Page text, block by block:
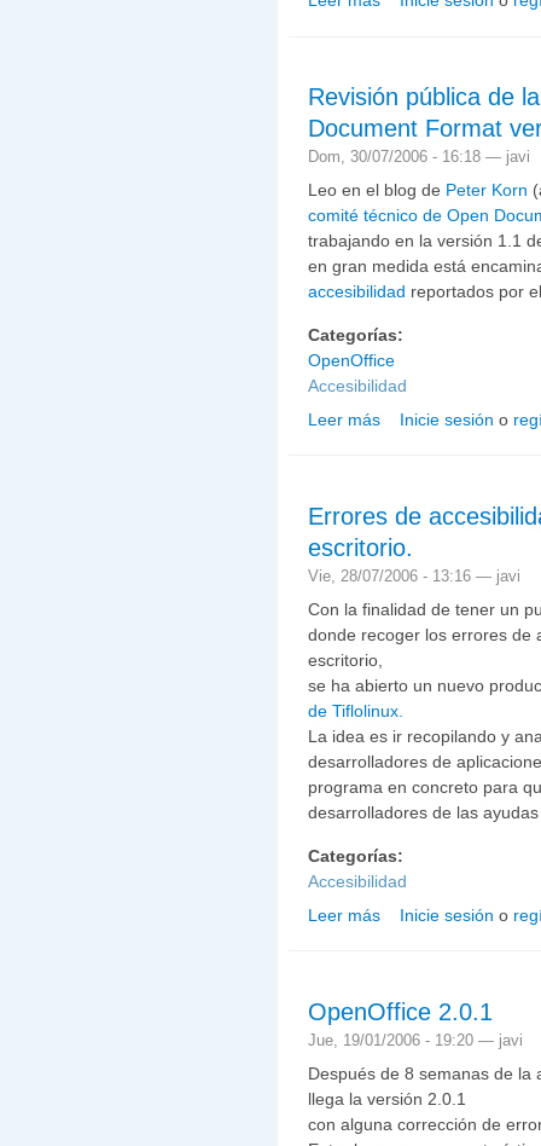
Revisión pública de
Document Format
Dom, 30/07/2006 - 16:18 — javi
Leo en el blog de Peter Korn
comité técnico de Open
trabajando en la versión 1.1
en gran medida está
accesibilidad reportados por el
Categorías:
OpenOffice
Accesibilidad
Leer más sobre Revisión
Inicie sesión o
Errores de
escritorio.
Vie, 28/07/2006 - 13:16 — javi
Con la finalidad de tener un
donde recoger los errores de
escritorio,
se ha abierto un nuevo
de Tiflolinux.
La idea es ir recopilando y
desarrolladores de
programa en concreto para
desarrolladores de las
Categorías:
Accesibilidad
Leer más sobre Errores de
Inicie sesión o
OpenOffice 2.0.1
Jue, 19/01/2006 - 19:20 — javi
Después de 8 semanas de
llega la versión 2.0.1
con alguna corrección de